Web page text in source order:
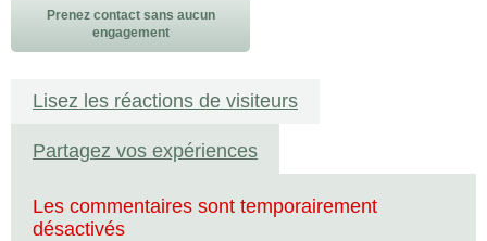
Prenez contact sans aucun
engagement
Lisez les réactions de visiteurs
Partagez vos expériences
Les commentaires sont temporairement
désactivés